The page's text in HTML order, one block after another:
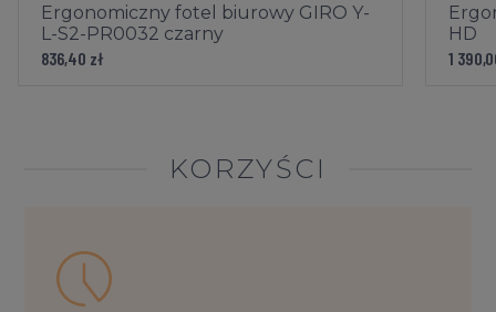
Podłokietniki
regulowany w dwóch płaszczyznach:
Ergonomiczny fotel biurowy GIRO Y-
L-S2-PR0032 czarny
836,40 zł
HD
1
KORZYŚCI